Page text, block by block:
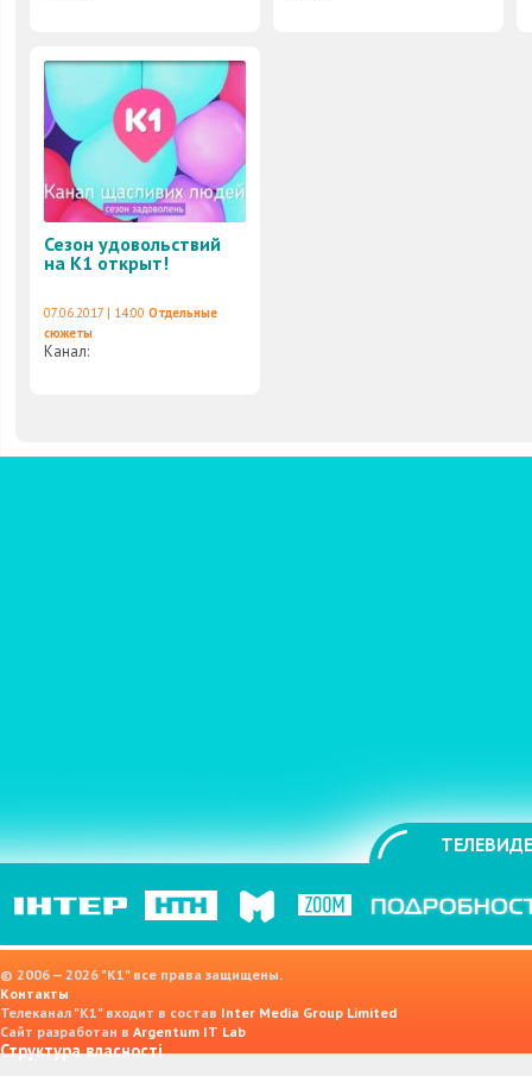
Сезон удовольствий
на К1 открыт!
07.06.2017 | 14:00 Отдельные
сюжеты
Канал:
© 2006 — 2026 "K1" все права защищены.
Контакты
Телеканал "К1" входит в состав Inter Media Group Limited
Сайт разработан в Argentum IT Lab
Структура власності